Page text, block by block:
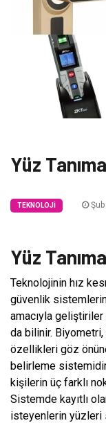
Yüz
TEKNOLOJI Şub
Yüz
Teknolojinin hız
güvenlik
amacıyla
da bilinir.
özellikleri göz
belirleme
kişilerin üç farklı
Sistemde kayıtlı
isteyenlerin yüzleri